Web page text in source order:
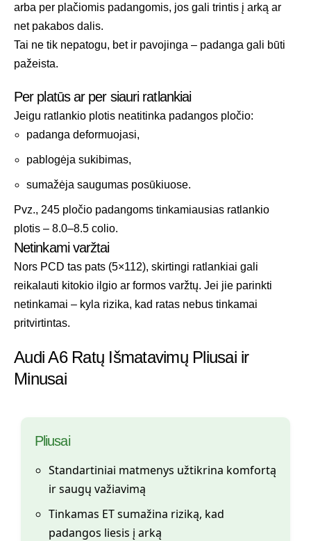
arba per plačiomis padangomis, jos gali trintis į arką ar
net pakabos dalis.
Tai ne tik nepatogu, bet ir pavojinga – padanga gali būti
pažeista.
Per platūs ar per siauri ratlankiai
Jeigu ratlankio plotis neatitinka padangos pločio:
padanga deformuojasi,
pablogėja sukibimas,
sumažėja saugumas posūkiuose.
Pvz., 245 pločio padangoms tinkamiausias ratlankio
plotis – 8.0–8.5 colio.
Netinkami varžtai
Nors PCD tas pats (5×112), skirtingi ratlankiai gali
reikalauti kitokio ilgio ar formos varžtų. Jei jie parinkti
netinkamai – kyla rizika, kad ratas nebus tinkamai
pritvirtintas.
Audi A6 Ratų Išmatavimų Pliusai ir
Minusai
Pliusai
Standartiniai matmenys užtikrina komfortą
ir saugų važiavimą
Tinkamas ET sumažina riziką, kad
padangos liesis į arką